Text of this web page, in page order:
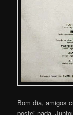
Bom dia, amigos
postei nada.